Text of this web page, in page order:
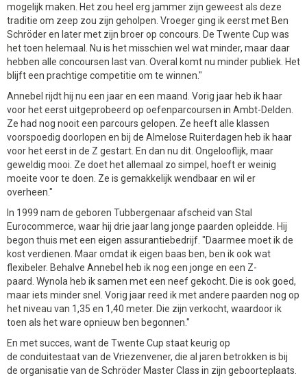
mogelijk maken. Het zou heel erg jammer zijn geweest als deze
traditie om zeep zou zijn geholpen. Vroeger ging ik eerst met Ben
Schröder en later met zijn broer op concours. De Twente Cup was
het toen helemaal. Nu is het misschien wel wat minder, maar daar
hebben alle concoursen last van. Overal komt nu minder publiek. Het
blijft een prachtige competitie om te winnen."
Annebel rijdt hij nu een jaar en een maand. Vorig jaar heb ik haar
voor het eerst uitgeprobeerd op oefenparcoursen in Ambt-Delden.
Ze had nog nooit een parcours gelopen. Ze heeft alle klassen
voorspoedig doorlopen en bij de Almelose Ruiterdagen heb ik haar
voor het eerst in de Z gestart. En dan nu dit. Ongelooflijk, maar
geweldig mooi. Ze doet het allemaal zo simpel, hoeft er weinig
moeite voor te doen. Ze is gemakkelijk wendbaar en wil er
overheen."
In 1999 nam de geboren Tubbergenaar afscheid van Stal
Eurocommerce, waar hij drie jaar lang jonge paarden opleidde. Hij
begon thuis met een eigen assurantiebedrijf. "Daarmee moet ik de
kost verdienen. Maar omdat ik eigen baas ben, ben ik ook wat
flexibeler. Behalve Annebel heb ik nog een jonge en een Z-
paard. Wynola heb ik samen met een neef gekocht. Die is ook goed,
maar iets minder snel. Vorig jaar reed ik met andere paarden nog op
het niveau van 1,35 en 1,40 meter. Die zijn verkocht, waardoor ik
toen als het ware opnieuw ben begonnen."
En met succes, want de Twente Cup staat keurig op
de conduitestaat van de Vriezenvener, die al jaren betrokken is bij
de organisatie van de Schröder Master Class in zijn geboorteplaats.